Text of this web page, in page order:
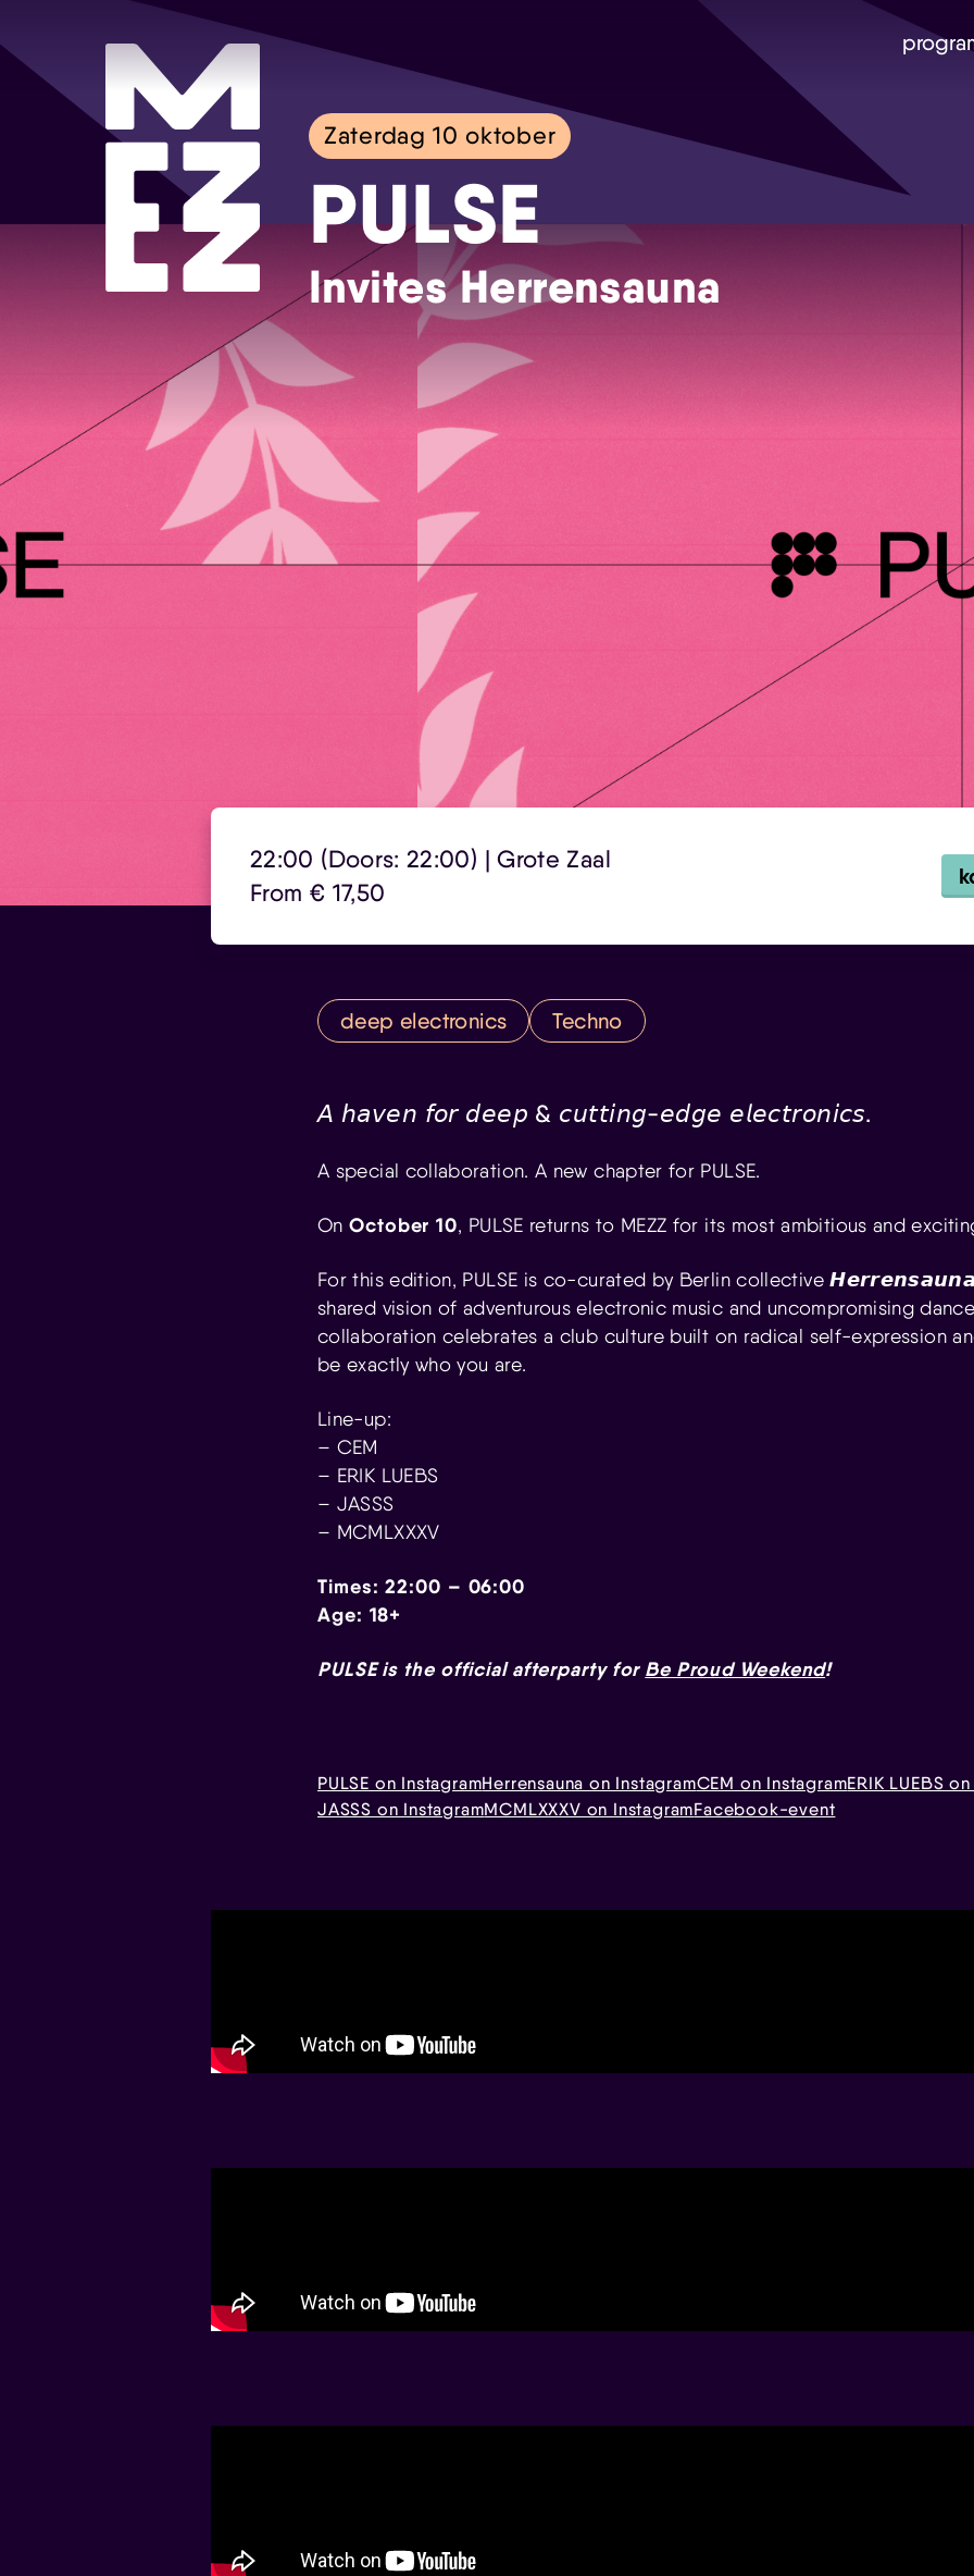
Zaterdag 10 oktober
PULSE
Invites Herrensauna
22:00 (Doors: 22:00) | Grote Zaal
From € 17,50
deep electronics Techno
𝘈 𝘩𝘢𝘷𝘦𝘯 𝘧𝘰𝘳 𝘥𝘦𝘦𝘱 & 𝘤𝘶𝘵𝘵𝘪𝘯𝘨-𝘦𝘥𝘨𝘦 𝘦𝘭𝘦𝘤𝘵𝘳𝘰𝘯𝘪𝘤𝘴.
A special collaboration. A new chapter for PULSE.
OnOctober 10, PULSE returns to MEZZ for its most ambitious and
For this edition, PULSE is co-curated by Berlin collective
shared vision of adventurous electronic music and uncompromising
collaboration celebrates a club culture built on radical self-expression
be exactly who you are.
Line-up:
– CEM
– ERIK LUEBS
– JASSS
– MCMLXXXV
Times: 22:00 – 06:00
Age: 18+
PULSE is the official afterparty for Be Proud Weekend!
PULSE on InstagramHerrensauna on InstagramCEM on InstagramERIK LUEBS
JASSS on InstagramMCMLXXXV on InstagramFacebook-event